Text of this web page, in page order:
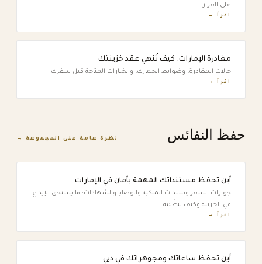
على القرار.
اقرأ →
مغادرة الإمارات: كيف تُنهي عقد خزينتك
حالات المغادرة، وضوابط الجمارك، والخيارات المتاحة قبل سفرك.
اقرأ →
حفظ النفائس نظرة عامة على المجموعة →
أين تحفظ مستنداتك المهمة بأمان في الإمارات
جوازات السفر وسندات الملكية والوصايا والشهادات: ما يستحق الإيداع
في الخزينة وكيف تنظّمه.
اقرأ →
أين تحفظ ساعاتك ومجوهراتك في دبي